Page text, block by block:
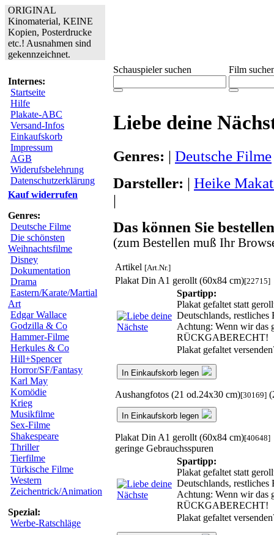
ORIGINAL
Kinomaterial, KEINE
Kopien, Posterdrucke
etc.! Ausnahmen sind
gekennzeichnet.
Internes:
Startseite
Hilfe
Plakate-ABC
Versand-Infos
Einkaufskorb
Impressum
AGB
Widerufsbelehrung
Datenschutzerklärung
Kauf widerrufen
Genres:
Deutsche Filme
Die schönsten
Weihnachtsfilme
Disney
Dokumentation
Drama
Eastern/Karate/Martial
Art
Edgar Wallace
Godzilla & Co
Hammer-Filme
Herkules & Co
Hill+Spencer
Horror/SF/Fantasy
Karl May
Komödie
Krieg
Musikfilme
Sex-Filme
Shakespeare
Thriller
Tierfilme
Türkische Filme
Western
Zeichentrick/Animation
Spezial:
Werbe-Ratschläge
Schauspieler suchen Film
Liebe deine
Genres: | Deutsche Filme
Darsteller: | Heike
|
Das können Sie
(zum Bestellen muß Ihr
Artikel [Art.Nr.]
Plakat Din A1 gerollt (60x84 cm)[22715]
Spartipp:
Plakat gefaltet statt
Deutschlands, restliches
Achtung: Wenn wir das
RÜCKGABERECHT!
Plakat gefaltet
In Einkaufskorb legen
Aushangfotos (21 od.24x30 cm)[30169]
In Einkaufskorb legen
Plakat Din A1 gerollt (60x84 cm)[40648]
geringe Gebrauchsspuren
Spartipp:
Plakat gefaltet statt
Deutschlands, restliches
Achtung: Wenn wir das
RÜCKGABERECHT!
Plakat gefaltet